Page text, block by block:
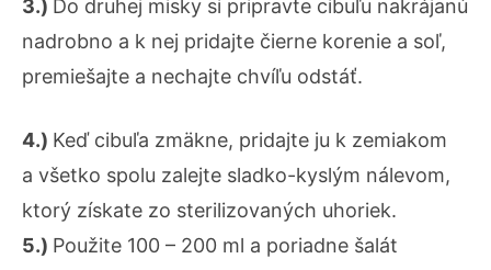
3.) Do druhej misky si pripravte cibuľu nakrájanú
nadrobno a k nej pridajte čierne korenie a soľ,
premiešajte a nechajte chvíľu odstáť.
4.) Keď cibuľa zmäkne, pridajte ju k zemiakom
a všetko spolu zalejte sladko-kyslým nálevom,
ktorý získate zo sterilizovaných uhoriek.
5.) Použite 100 – 200 ml a poriadne šalát